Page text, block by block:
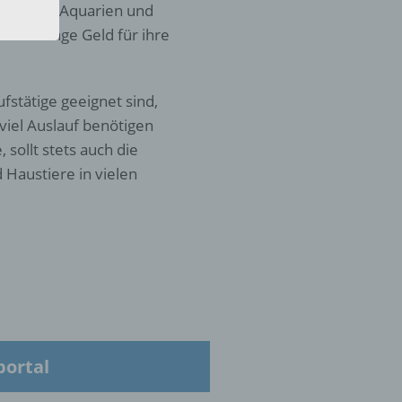
Aquarien und
Menge Geld für ihre
geeignet sind,
Auslauf benötigen
sollt stets auch die
Haustiere in vielen
die